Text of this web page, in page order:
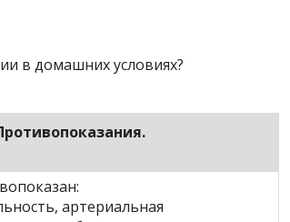
артериальная